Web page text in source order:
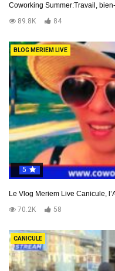
Coworking Summer:Travail,
89.8K
84
BLOG MERIEM LIVE
5
Le Vlog Meriem Live Canicule,
70.2K
58
CANICULE